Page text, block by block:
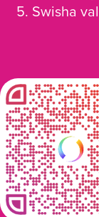
5. Swisha